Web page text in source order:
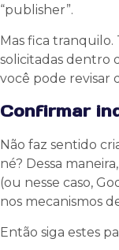
“publisher”.
Mas fica tranquilo.
solicitadas dentro
você pode revisar
Confirmar
Não faz sentido
né? Dessa
(ou nesse caso,
nos mecanismos
Então siga estes